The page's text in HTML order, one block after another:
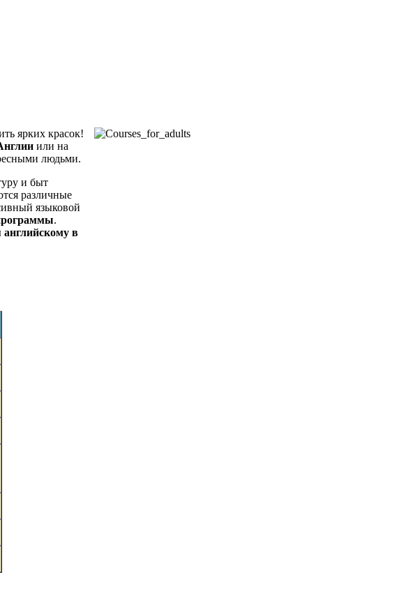
ярких красок!
или на
людьми.
и быт
различные
языковой
.
английскому в